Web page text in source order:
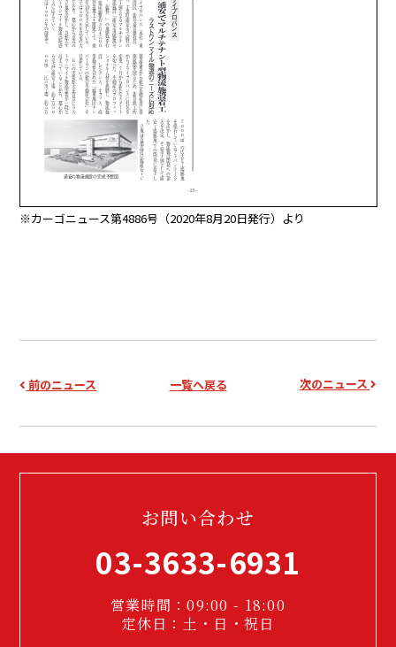
※カーゴニュース第4886号（2020年8月20日発行）より
前のニュース 一覧へ戻る 次のニュース
お問い合わせ
03-3633-6931
営業時間：09:00 - 18:00
定休日：土・日・祝日